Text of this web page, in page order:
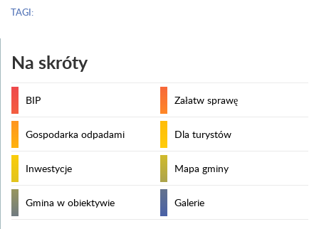
TAGI:
Na skróty
BIP Załatw sprawę
Gospodarka odpadami Dla turystów
Inwestycje Mapa gminy
Gmina w obiektywie Galerie